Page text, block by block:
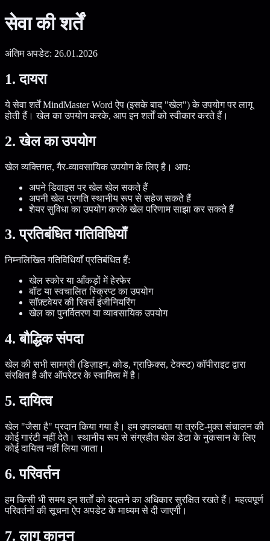
सेवा की शर्तें
अंतिम अपडेट: 26.01.2026
1. दायरा
ये सेवा शर्तें MindMaster Word ऐप (इसके बाद "खेल") के उपयोग पर लागू
होती हैं। खेल का उपयोग करके, आप इन शर्तों को स्वीकार करते हैं।
2. खेल का उपयोग
खेल व्यक्तिगत, गैर-व्यावसायिक उपयोग के लिए है। आप:
अपने डिवाइस पर खेल खेल सकते हैं
अपनी खेल प्रगति स्थानीय रूप से सहेज सकते हैं
शेयर सुविधा का उपयोग करके खेल परिणाम साझा कर सकते हैं
3. प्रतिबंधित गतिविधियाँ
निम्नलिखित गतिविधियाँ प्रतिबंधित हैं:
खेल स्कोर या आँकड़ों में हेरफेर
बॉट या स्वचालित स्क्रिप्ट का उपयोग
सॉफ़्टवेयर की रिवर्स इंजीनियरिंग
खेल का पुनर्वितरण या व्यावसायिक उपयोग
4. बौद्धिक संपदा
खेल की सभी सामग्री (डिज़ाइन, कोड, ग्राफ़िक्स, टेक्स्ट) कॉपीराइट द्वारा
संरक्षित है और ऑपरेटर के स्वामित्व में है।
5. दायित्व
खेल "जैसा है" प्रदान किया गया है। हम उपलब्धता या त्रुटि-मुक्त संचालन की
कोई गारंटी नहीं देते। स्थानीय रूप से संग्रहीत खेल डेटा के नुकसान के लिए
कोई दायित्व नहीं लिया जाता।
6. परिवर्तन
हम किसी भी समय इन शर्तों को बदलने का अधिकार सुरक्षित रखते हैं। महत्वपूर्ण
परिवर्तनों की सूचना ऐप अपडेट के माध्यम से दी जाएगी।
7. लागू कानून